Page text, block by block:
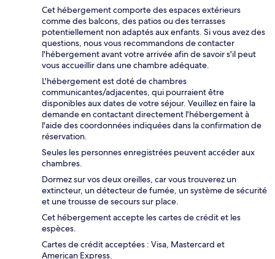
Cet hébergement comporte des espaces extérieurs
comme des balcons, des patios ou des terrasses
potentiellement non adaptés aux enfants. Si vous avez des
questions, nous vous recommandons de contacter
l'hébergement avant votre arrivée afin de savoir s'il peut
vous accueillir dans une chambre adéquate.
L'hébergement est doté de chambres
communicantes/adjacentes, qui pourraient être
disponibles aux dates de votre séjour. Veuillez en faire la
demande en contactant directement l'hébergement à
l'aide des coordonnées indiquées dans la confirmation de
réservation.
Seules les personnes enregistrées peuvent accéder aux
chambres.
Dormez sur vos deux oreilles, car vous trouverez un
extincteur, un détecteur de fumée, un système de sécurité
et une trousse de secours sur place.
Cet hébergement accepte les cartes de crédit et les
espèces.
Cartes de crédit acceptées : Visa, Mastercard et
American Express.